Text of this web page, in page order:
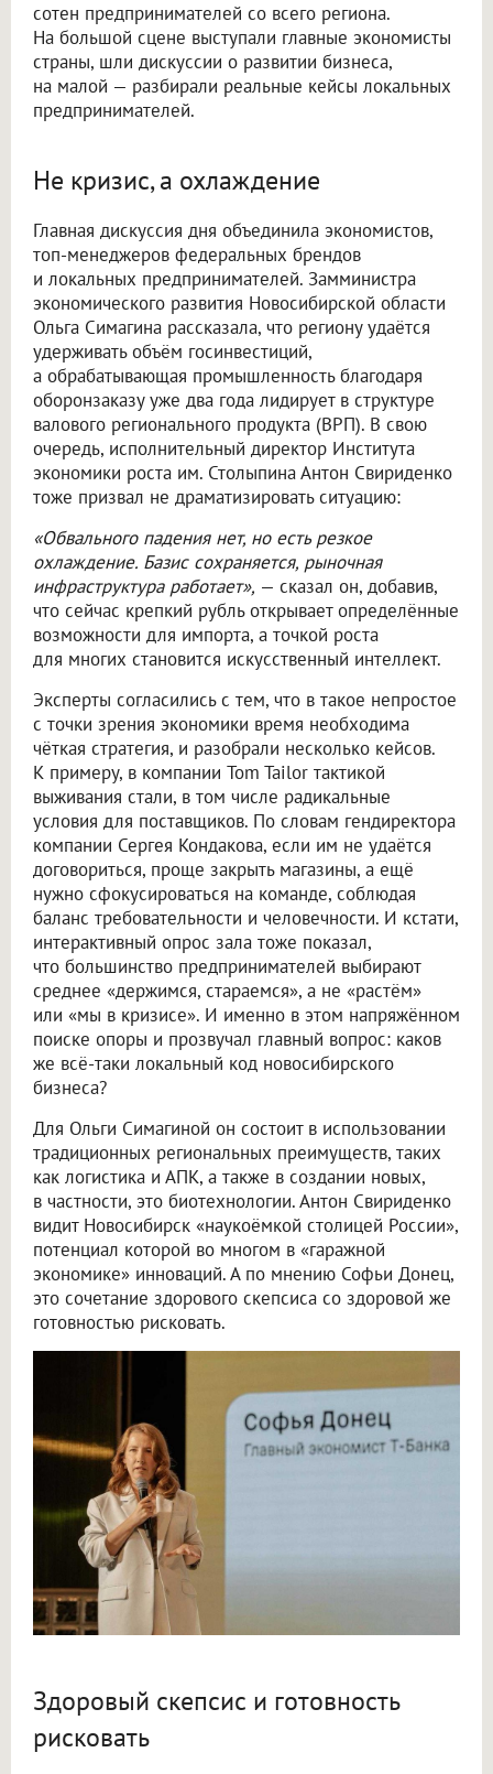
сотен предпринимателей со всего региона.
На большой сцене выступали главные экономисты
страны, шли дискуссии о развитии бизнеса,
на малой — разбирали реальные кейсы локальных
предпринимателей.
Не кризис, а охлаждение
Главная дискуссия дня объединила экономистов,
топ-менеджеров федеральных брендов
и локальных предпринимателей. Замминистра
экономического развития Новосибирской области
Ольга Симагина рассказала, что региону удаётся
удерживать объём госинвестиций,
а обрабатывающая промышленность благодаря
оборонзаказу уже два года лидирует в структуре
валового регионального продукта (ВРП). В свою
очередь, исполнительный директор Института
экономики роста им. Столыпина Антон Свириденко
тоже призвал не драматизировать ситуацию:
«Обвального падения нет, но есть резкое
охлаждение. Базис сохраняется, рыночная
инфраструктура работает», — сказал он, добавив,
что сейчас крепкий рубль открывает определённые
возможности для импорта, а точкой роста
для многих становится искусственный интеллект.
Эксперты согласились с тем, что в такое непростое
с точки зрения экономики время необходима
чёткая стратегия, и разобрали несколько кейсов.
К примеру, в компании Tom Tailor тактикой
выживания стали, в том числе радикальные
условия для поставщиков. По словам гендиректора
компании Сергея Кондакова, если им не удаётся
договориться, проще закрыть магазины, а ещё
нужно сфокусироваться на команде, соблюдая
баланс требовательности и человечности. И кстати,
интерактивный опрос зала тоже показал,
что большинство предпринимателей выбирают
среднее «держимся, стараемся», а не «растём»
или «мы в кризисе». И именно в этом напряжённом
поиске опоры и прозвучал главный вопрос: каков
же всё-таки локальный код новосибирского
бизнеса?
Для Ольги Симагиной он состоит в использовании
традиционных региональных преимуществ, таких
как логистика и АПК, а также в создании новых,
в частности, это биотехнологии. Антон Свириденко
видит Новосибирск «наукоёмкой столицей России»,
потенциал которой во многом в «гаражной
экономике» инноваций. А по мнению Софьи Донец,
это сочетание здорового скепсиса со здоровой же
готовностью рисковать.
Здоровый скепсис и готовность
рисковать